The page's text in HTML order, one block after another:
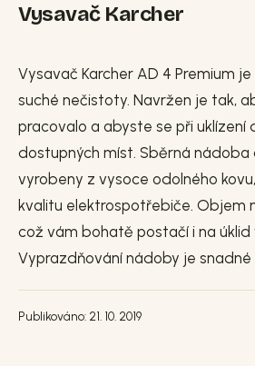
Vysavač Karcher
Vysavač Karcher AD 4 Premium
suché nečistoty. Navržen je tak,
pracovalo a abyste se při uklízení
dostupných míst. Sběrná nádoba
vyrobeny z vysoce odolného
kvalitu elektrospotřebiče. Objem
což vám bohatě postačí i na úklid
Vyprazdňování nádoby je snadné
Publikováno: 21. 10. 2019